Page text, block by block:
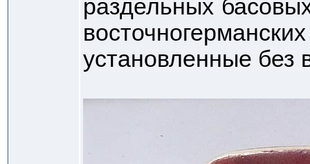
раздельных
установленные без